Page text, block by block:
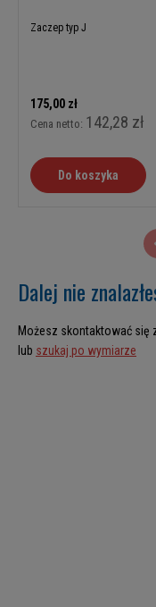
Zaczep typ J
175,00 zł
Cena netto: 142,28 zł
Do koszyka
Dalej nie
Możesz skontaktować
lub szukaj po wymiarze